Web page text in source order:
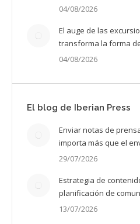
04/08/2026
El auge de las
transforma la forma
04/08/2026
El blog de Iberian Press
Enviar notas de
importa más que el
29/07/2026
Estrategia de
planificación de
13/07/2026